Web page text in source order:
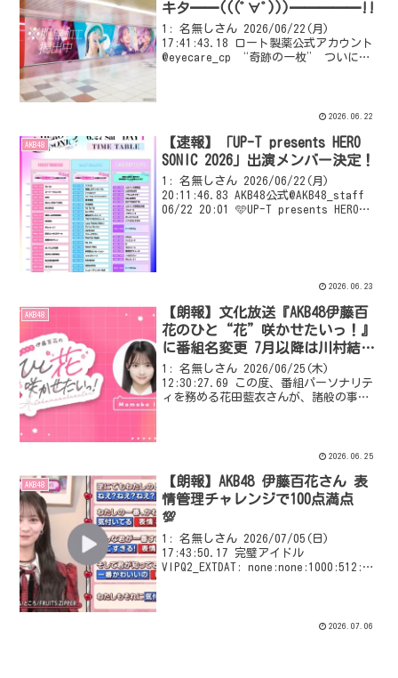
キタ━━(((ﾟ∀ﾟ)))━━━━━!!
1: 名無しさん 2026/06/22(月)
17:41:43.18 ロート製薬公式アカウント
@eyecare_cp “奇跡の一枚” ついに掲
2026.06.22
AKB48
【速報】「UP-T presents HERO
SONIC 2026」出演メンバー決定！
1: 名無しさん 2026/06/22(月)
20:11:46.83 AKB48公式@AKB48_staff
06/22 20:01 🩵UP-T presents HERO
2026.06.23
AKB48
【朗報】文化放送『AKB48伊藤百
花のひと“花”咲かせたいっ！』
に番組名変更 7月以降は川村結衣
と奥本カイリが出演
1: 名無しさん 2026/06/25(木)
12:30:27.69 この度、番組パーソナリテ
ィを務める花田藍衣さんが、諸般の事情
2026.06.25
AKB48
【朗報】AKB48 伊藤百花さん 表
情管理チャレンジで100点満点
💯
1: 名無しさん 2026/07/05(日)
17:43:50.17 完璧アイドル
VIPQ2_EXTDAT: none:none:1000:512::
2026.07.06